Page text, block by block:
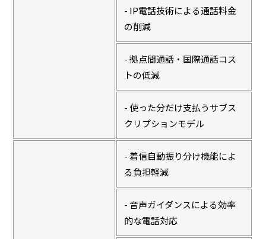
- IP電話技術による通話料金
の削減
- 拠点間通話・国際通話コス
トの低減
- 使った分だけ支払うサブス
クリプションモデル
- 着信自動振り分け機能によ
る負担軽減
- 音声ガイダンスによる効率
的な電話対応